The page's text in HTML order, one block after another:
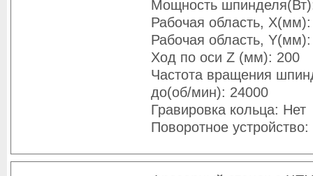
Мощность
Рабочая область,
Рабочая область,
Ход по оси Z (мм): 200
Частота вращения
до(об/мин): 24000
Гравировка кольца: Нет
Поворотное